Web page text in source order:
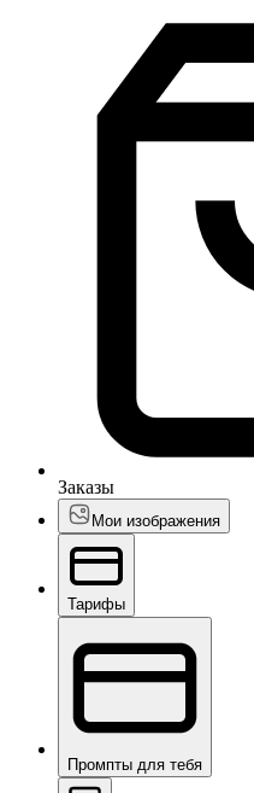
Заказы
Мои изображения
Тарифы
Промпты для тебя